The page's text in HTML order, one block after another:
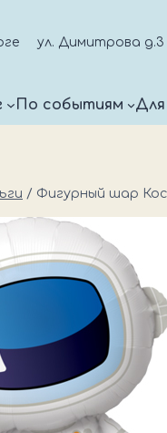
ул. Димитрова д.3
По событиям Для
/ Фигурный шар